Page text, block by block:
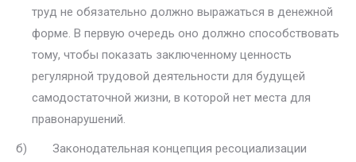
труд не обязательно должно выра­жаться в денежной
форме. В первую очередь оно должно способствовать
тому, чтобы показать заключенному ценность
регулярной трудовой дея­тельности для будущей
самодостаточной жизни, в которой нет места для
правонарушений.
б) Законодательная концепция ресоциализации